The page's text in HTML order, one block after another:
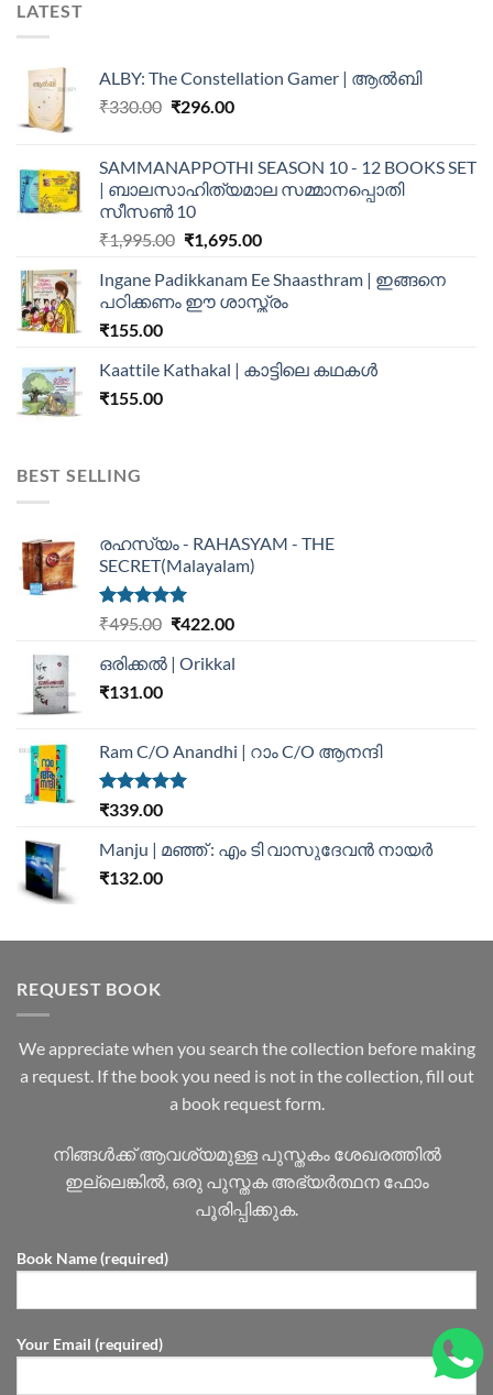
LATEST
ALBY: The Constellation Gamer | ആൽബി
₹330.00 ₹296.00
SAMMANAPPOTHI SEASON 10 - 12 BOOKS SET
| ബാലസാഹിത്യമാല സമ്മാനപ്പൊതി
സീസൺ 10
₹1,995.00 ₹1,695.00
Ingane Padikkanam Ee Shaasthram | ഇങ്ങനെ
പഠിക്കണം ഈ ശാസ്ത്രം
₹155.00
Kaattile Kathakal | കാട്ടിലെ കഥകള്‍
₹155.00
BEST SELLING
രഹസ്യം - RAHASYAM - THE
SECRET(Malayalam)
Rated5.00
₹495.00 ₹422.00
ഒരിക്കൽ | Orikkal
₹131.00
Ram C/O Anandhi | റാം C/O ആനന്ദി
Rated5.00
₹339.00
Manju | മഞ്ഞ് : എം ടി വാസുദേവന്‍ നായര്‍
₹132.00
REQUEST BOOK
We appreciate when you search the collection before making
a request. If the book you need is not in the collection, fill out
a book request form.
നിങ്ങൾക്ക് ആവശ്യമുള്ള പുസ്തകം ശേഖരത്തിൽ
ഇല്ലെങ്കിൽ, ഒരു പുസ്തക അഭ്യർത്ഥന ഫോം
പൂരിപ്പിക്കുക.
Book Name (required)
Your Email (required)